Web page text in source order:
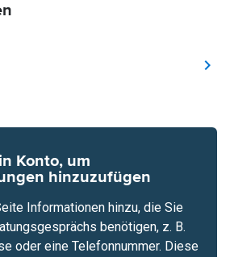
Konto, um
hinzuzufügen
Informationen hinzu, die Sie
benötigen, z. B.
oder eine Telefonnummer. Diese